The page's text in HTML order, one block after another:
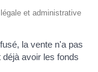
et administrative
la vente n'a pas
déjà avoir les fonds